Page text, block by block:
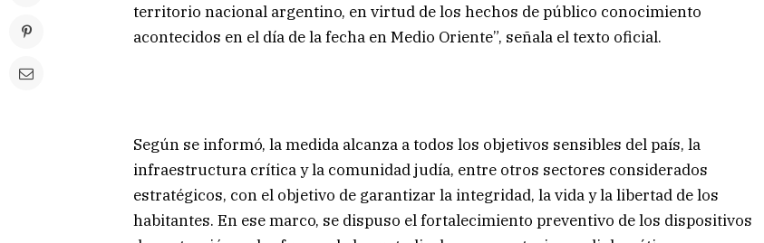
territorio nacional argentino, en virtud de los hechos de público conocimiento
acontecidos en el día de la fecha en Medio Oriente”, señala el texto oficial.
Según se informó, la medida alcanza a todos los objetivos sensibles del país, la
infraestructura crítica y la comunidad judía, entre otros sectores considerados
estratégicos, con el objetivo de garantizar la integridad, la vida y la libertad de los
habitantes. En ese marco, se dispuso el fortalecimiento preventivo de los dispositivos